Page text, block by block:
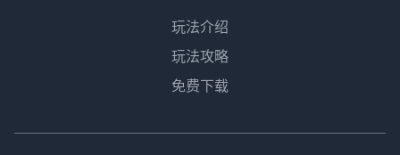
玩法介绍
玩法攻略
免费下载